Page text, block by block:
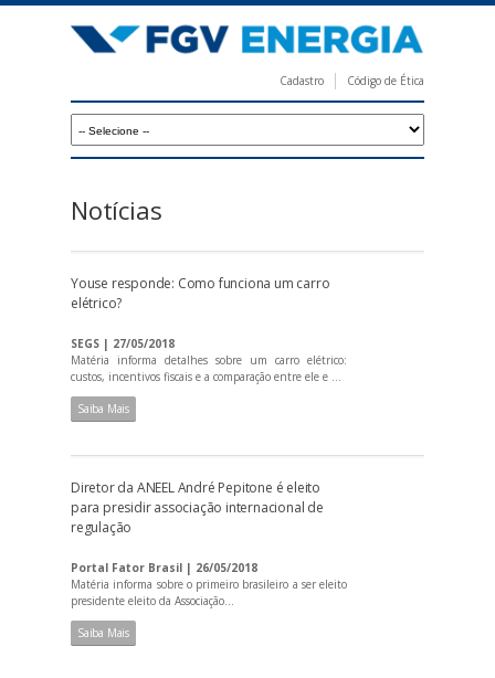
para
principal
V
r
i
Cadastro Código de Ética
Notícias
Youse responde: Como funciona um carro
elétrico?
SEGS | 27/05/2018
Matéria informa detalhes sobre um carro elétrico:
custos, incentivos fiscais e a comparação entre ele e ...
Saiba Mais
Diretor da ANEEL André Pepitone é eleito
para presidir associação internacional de
regulação
Portal Fator Brasil | 26/05/2018
Matéria informa sobre o primeiro brasileiro a ser eleito
presidente eleito da Associação...
Saiba Mais